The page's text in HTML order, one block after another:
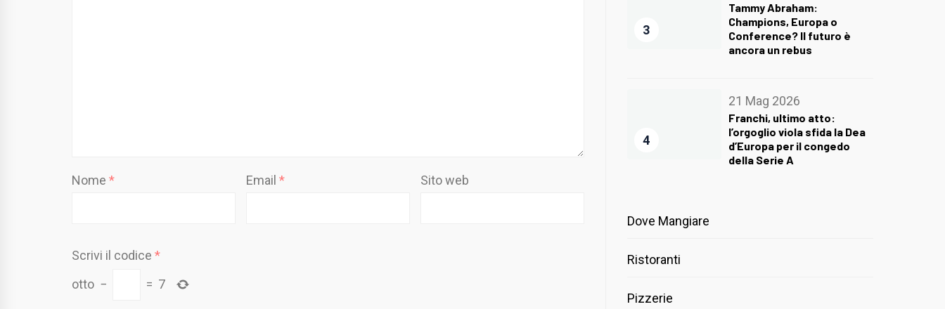
Nome * Email * Sito web
Scrivi il codice *
otto − = 7
3
Tammy Abraham:
Champions, Europa o
Conference? Il futuro è
ancora un rebus
4
21 Mag 2026
Franchi, ultimo atto:
l’orgoglio viola sfida la Dea
d’Europa per il congedo
della Serie A
Dove Mangiare
Ristoranti
Pizzerie